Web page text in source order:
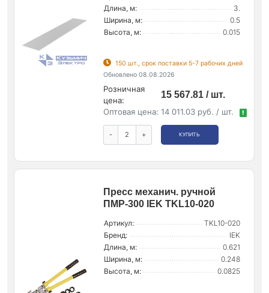
Длина, м:
3.
Ширина, м:
0.5
Высота, м:
0.015
150 шт., срок поставки 5-7 рабочих дней
Обновлено 08.08.2026
Розничная
цена:
15 567.81 / шт.
Оптовая цена: 14 011.03 руб. / шт. !
- + КУПИТЬ
Пресс механич. ручной
ПМР-300 IEK TKL10-020
Артикул:
TKL10-020
Бренд:
IEK
Длина, м:
0.621
Ширина, м:
0.248
Высота, м:
0.0825